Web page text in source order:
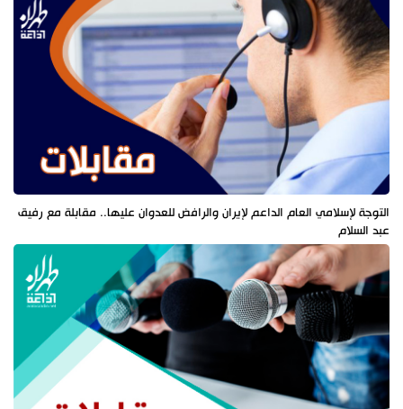
التوجة لإسلامي العام الداعم لإيران والرافض للعدوان عليها.. مقابلة مع رفيق
عبد السلام